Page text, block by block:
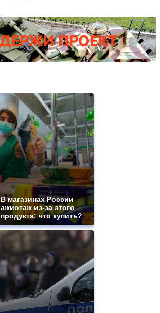
В магазинах России
ажиотаж из-за этого
продукта: что купить?